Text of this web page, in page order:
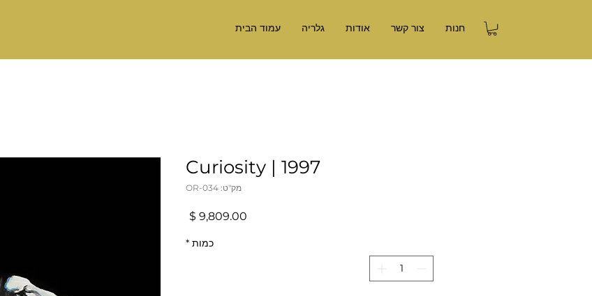
עמוד הבית גלריה אודות צור קשר חנות
Curiosity | 1997
מק"ט: OR-034
כמות *